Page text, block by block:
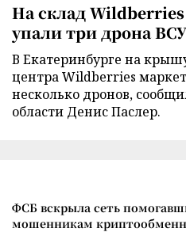
На склад Wildberries
упали три дрона ВСУ
В Екатеринбурге на
центра Wildberries
несколько дронов,
области Денис Паслер.
ФСБ вскрыла сеть
мошенникам